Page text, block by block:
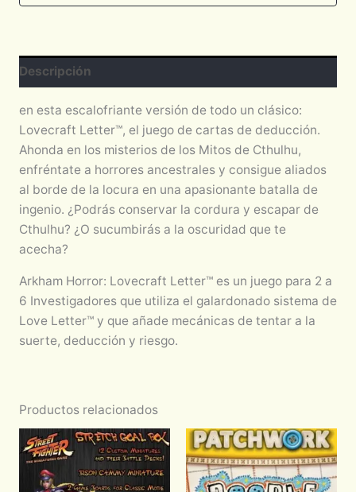
Descripción
en esta escalofriante versión de todo un clásico:
Lovecraft Letter™, el juego de cartas de deducción.
Ahonda en los misterios de los Mitos de Cthulhu,
enfréntate a horrores ancestrales y consigue aliados
al borde de la locura en una apasionante batalla de
ingenio. ¿Podrás conservar la cordura y escapar de
Cthulhu? ¿O sucumbirás a la oscuridad que te
acecha?
Arkham Horror: Lovecraft Letter™ es un juego para 2 a
6 Investigadores que utiliza el galardonado sistema de
Love Letter™ y que añade mecánicas de tentar a la
suerte, deducción y riesgo.
Productos relacionados